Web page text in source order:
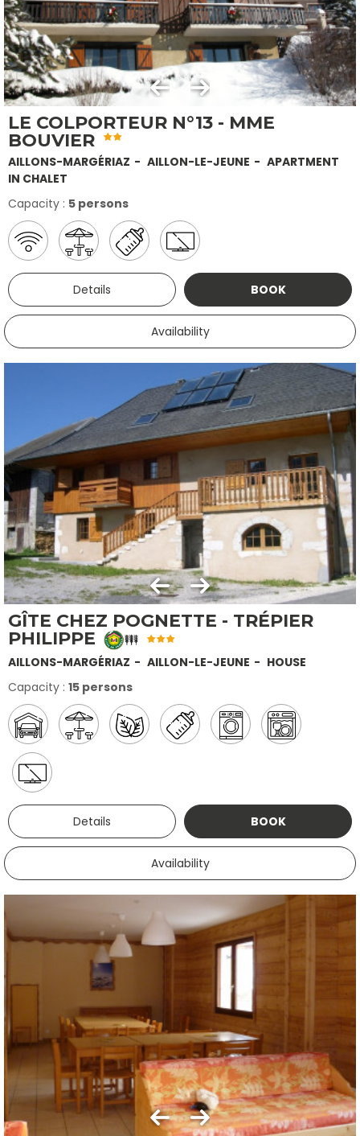
LE COLPORTEUR N°13 - MME
BOUVIER
AILLONS-MARGÉRIAZ AILLON-LE-JEUNE
APARTMENT
IN CHALET
Capacity : 5 persons
Details BOOK
Availability
GÎTE CHEZ POGNETTE - TRÉPIER
PHILIPPE
AILLONS-MARGÉRIAZ AILLON-LE-JEUNE
HOUSE
Capacity : 15 persons
Details BOOK
Availability